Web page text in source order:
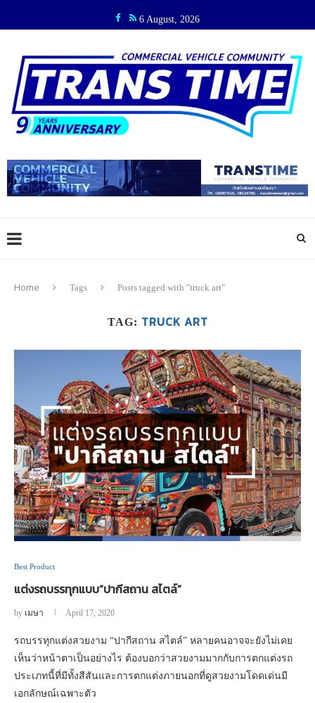
6 August, 2026
Home Tags Posts tagged with "truck art"
TAG: TRUCK ART
Best Product
แต่งรถบรรทุกแบบ”ปากีสถาน สไตล์”
by เมษา April 17, 2020
รถบรรทุกแต่งสวยงาม “ปากีสถาน สไตล์” หลายคนอาจจะยังไม่เคย
เห็นว่าหน้าตาเป็นอย่างไร ต้องบอกว่าสวยงามมากกับการตกแต่งรถ
ประเภทนี้ที่มีทั้งสีสันและการตกแต่งภายนอกที่ดูสวยงามโดดเด่นมี
เอกลักษณ์เฉพาะตัว